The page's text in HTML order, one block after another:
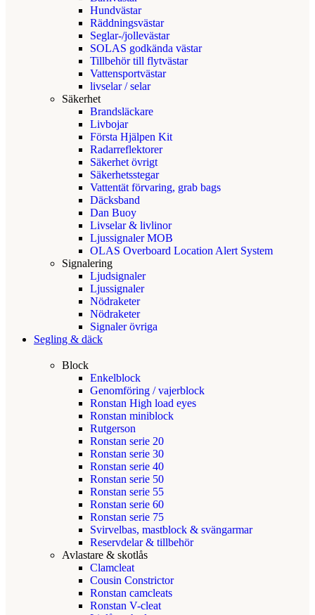
Hundvästar
Räddningsvästar
Seglar-/jollevästar
SOLAS godkända västar
Tillbehör till flytvästar
Vattensportvästar
livselar / selar
Säkerhet
Brandsläckare
Livbojar
Första Hjälpen Kit
Radarreflektorer
Säkerhet övrigt
Säkerhetsstegar
Vattentät förvaring, grab bags
Däcksband
Dan Buoy
Livselar & livlinor
Ljussignaler MOB
OLAS Overboard Location Alert System
Signalering
Ljudsignaler
Ljussignaler
Nödraketer
Nödraketer
Signaler övriga
Segling & däck
Block
Enkelblock
Genomföring / vajerblock
Ronstan High load eyes
Ronstan miniblock
Rutgerson
Ronstan serie 20
Ronstan serie 30
Ronstan serie 40
Ronstan serie 50
Ronstan serie 55
Ronstan serie 60
Ronstan serie 75
Svirvelbas, mastblock & svängarmar
Reservdelar & tillbehör
Avlastare & skotlås
Clamcleat
Cousin Constrictor
Ronstan camcleats
Ronstan V-cleat